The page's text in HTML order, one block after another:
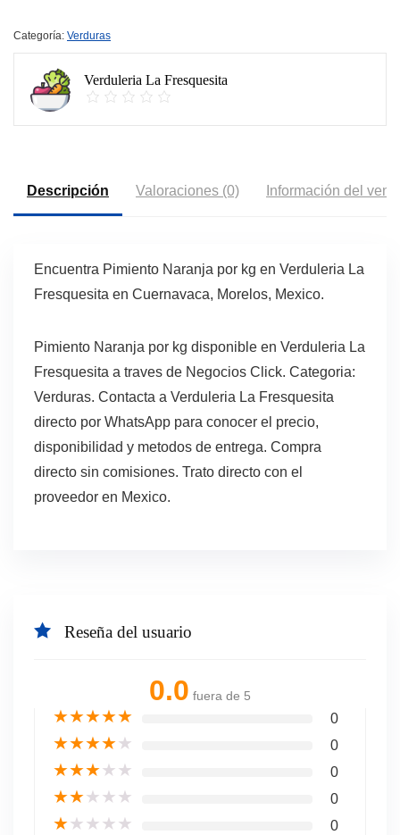
Categoría: Verduras
Verduleria La Fresquesita
Descripción Valoraciones (0) Información del
Encuentra Pimiento Naranja por kg en Verduleria La
Fresquesita en Cuernavaca, Morelos, Mexico.
Pimiento Naranja por kg disponible en Verduleria La
Fresquesita a traves de Negocios Click. Categoria:
Verduras. Contacta a Verduleria La Fresquesita
directo por WhatsApp para conocer el precio,
disponibilidad y metodos de entrega. Compra
directo sin comisiones. Trato directo con el
proveedor en Mexico.
Reseña del usuario
0.0 fuera de 5
★★★★★ 0
★★★★★ 0
★★★★★ 0
★★★★★ 0
★★★★★ 0